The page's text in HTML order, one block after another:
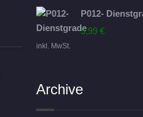
P012-
5,99 €
inkl. MwSt.
Archive